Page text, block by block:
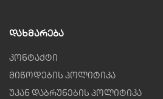
Დახმარება
კონტაქტი
მიწოდების პოლიტიკა
უკან დაბრუნების პოლიტიკა